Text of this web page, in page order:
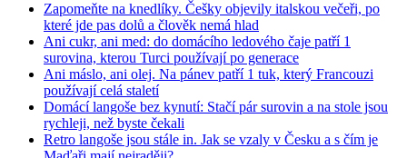
Zapomeňte na knedlíky. Češky objevily italskou večeři, po
které jde pas dolů a člověk nemá hlad
Ani cukr, ani med: do domácího ledového čaje patří 1
surovina, kterou Turci používají po generace
Ani máslo, ani olej. Na pánev patří 1 tuk, který Francouzi
používají celá staletí
Domácí langoše bez kynutí: Stačí pár surovin a na stole jsou
rychleji, než byste čekali
Retro langoše jsou stále in. Jak se vzaly v Česku a s čím je